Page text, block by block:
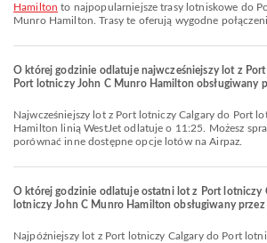
Hamilton to najpopularniejsze trasy lotniskowe do
Munro Hamilton. Trasy te oferują wygodne
O której godzinie odlatuje najwcześniejszy lot z
Port lotniczy John C Munro Hamilton obsługiwany
Najwcześniejszy lot z Port lotniczy Calgary do Port lotniczy John C Munro
Hamilton linią WestJet odlatuje o 11:25. Możesz
porównać inne dostępne opcje lotów na Airpaz.
O której godzinie odlatuje ostatni lot z Port lotniczy
lotniczy John C Munro Hamilton obsługiwany przez
Najpóźniejszy lot z Port lotniczy Calgary do Port lotniczy John C Munro